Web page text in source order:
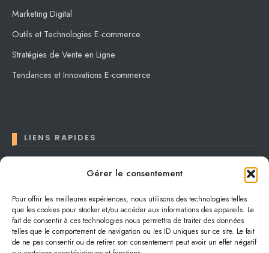
Gérer le consentement
Pour offrir les meilleures expériences, nous utilisons des technologies telles
que les cookies pour stocker et/ou accéder aux informations des appareils. Le
fait de consentir à ces technologies nous permettra de traiter des données
telles que le comportement de navigation ou les ID uniques sur ce site. Le fait
de ne pas consentir ou de retirer son consentement peut avoir un effet négatif
Marketing Digital
Outils et Technologies E-commerce
Stratégies de Vente en Ligne
Tendances et Innovations E-commerce
LIENS RAPIDES
Confidentialité
Plan du site